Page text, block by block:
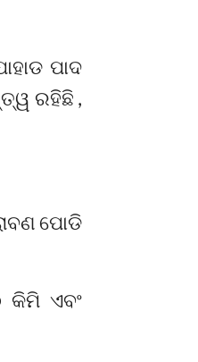
ପାଦ
ରହିଛି ,
ପୋଡି
କିମି ଏବଂ